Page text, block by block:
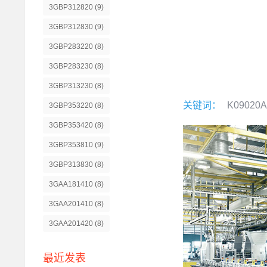
3GBP312820 (9)
3GBP312830 (9)
3GBP283220 (8)
3GBP283230 (8)
3GBP313230 (8)
3GBP353220 (8)
3GBP353420 (8)
3GBP353810 (9)
3GBP313830 (8)
3GAA181410 (8)
3GAA201410 (8)
3GAA201420 (8)
最近发表
关键词：